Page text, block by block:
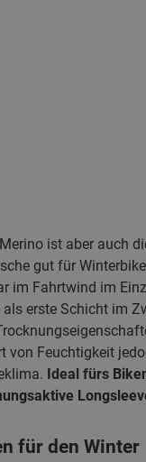
ist aber auch
gut für
im Fahrtwind im
als erste Schicht im
von Feuchtigkeit
Ideal fürs
für den Winter